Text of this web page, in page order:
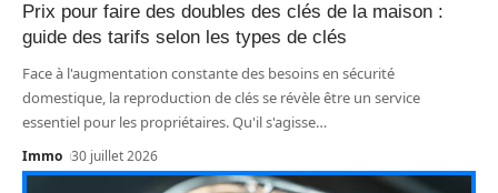
Prix pour faire des doubles des clés de la maison :
guide des tarifs selon les types de clés
Face à l'augmentation constante des besoins en sécurité
domestique, la reproduction de clés se révèle être un service
essentiel pour les propriétaires. Qu'il s'agisse…
Immo 30 juillet 2026